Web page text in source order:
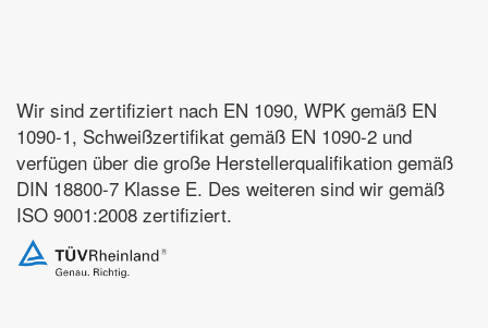
Wir sind zertifiziert nach EN 1090, WPK gemäß EN
1090-1, Schweißzertifikat gemäß EN 1090-2 und
verfügen über die große Herstellerqualifikation gemäß
DIN 18800-7 Klasse E. Des weiteren sind wir gemäß
ISO 9001:2008 zertifiziert.